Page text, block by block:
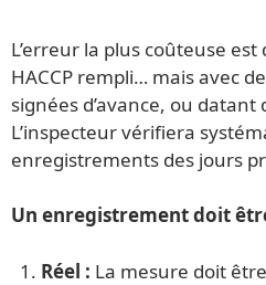
L’erreur la plus coûteuse est
HACCP rempli… mais avec
signées d’avance, ou datant
L’inspecteur vérifiera
enregistrements des jours
Un enregistrement doit
Réel : La mesure doit